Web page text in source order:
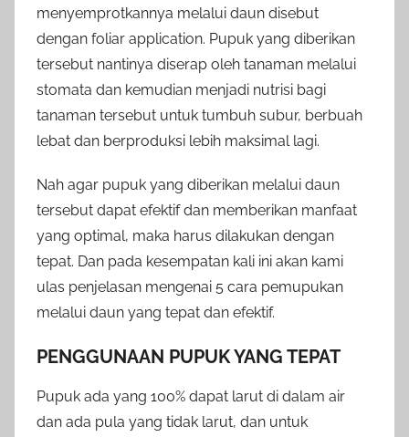
menyemprotkannya melalui daun disebut
dengan foliar application. Pupuk yang diberikan
tersebut nantinya diserap oleh tanaman melalui
stomata dan kemudian menjadi nutrisi bagi
tanaman tersebut untuk tumbuh subur, berbuah
lebat dan berproduksi lebih maksimal lagi.
Nah agar pupuk yang diberikan melalui daun
tersebut dapat efektif dan memberikan manfaat
yang optimal, maka harus dilakukan dengan
tepat. Dan pada kesempatan kali ini akan kami
ulas penjelasan mengenai 5 cara pemupukan
melalui daun yang tepat dan efektif.
PENGGUNAAN PUPUK YANG TEPAT
Pupuk ada yang 100% dapat larut di dalam air
dan ada pula yang tidak larut, dan untuk